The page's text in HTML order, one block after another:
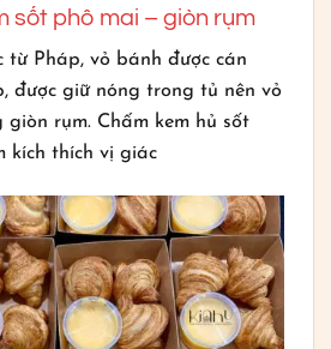
sốt phô mai – giòn rụm
từ Pháp, vỏ bánh được cán
được giữ nóng trong tủ nên vỏ
giòn rụm. Chấm kem hủ sốt
kích thích vị giác